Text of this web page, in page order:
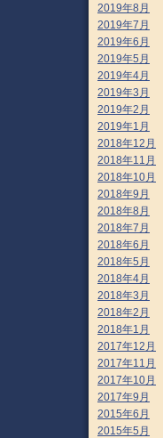
2019年8月
2019年7月
2019年6月
2019年5月
2019年4月
2019年3月
2019年2月
2019年1月
2018年12月
2018年11月
2018年10月
2018年9月
2018年8月
2018年7月
2018年6月
2018年5月
2018年4月
2018年3月
2018年2月
2018年1月
2017年12月
2017年11月
2017年10月
2017年9月
2015年6月
2015年5月